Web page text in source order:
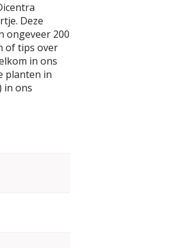
Deze
ongeveer 200
of tips over
in ons
planten in
in ons